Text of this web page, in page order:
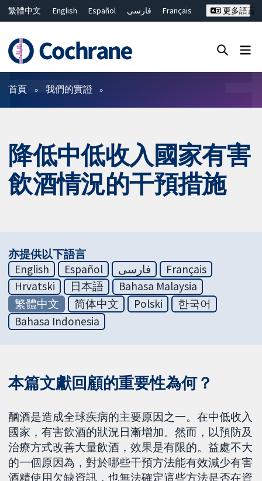
繁體中文 English Español فارسی
Français
ไทย
简体中文
更多語言
篩選條件
首頁 我們的實證
降低中低收入國家有害
飲酒情況的干預措施
亦提供以下語言
English
Español فارسی
Français
Hrvatski
日本語
Bahasa Malaysia
繁體中文
简体中文 Polski
한국어
Bahasa Indonesia
本篇文獻回顧的重要性為何？
酗酒是造成全球疾病的主要原因之一。在中低收入
國家，有害飲酒的狀況日漸增加。然而，以預防及
治療方式改善大量飲酒，效果是有限的。益處不大
的一個原因為，對於哪些干預方法能有效減少有害
酒精使用欠缺資訊，也無法確定這些方法是否在資